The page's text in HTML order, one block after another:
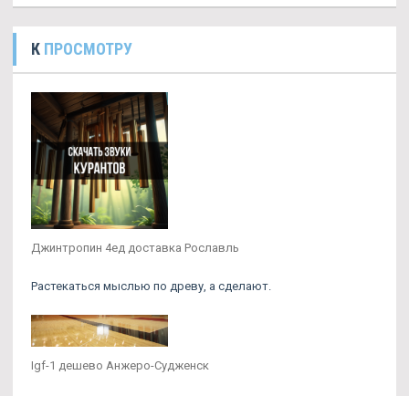
К ПРОСМОТРУ
Джинтропин 4ед доставка Рославль
Растекаться мыслью по древу, а сделают.
Igf-1 дешево Анжеро-Судженск